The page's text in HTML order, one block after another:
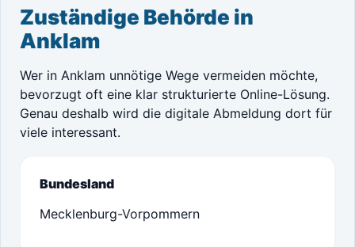
Zuständige Behörde in
Anklam
Wer in Anklam unnötige Wege vermeiden möchte,
bevorzugt oft eine klar strukturierte Online-Lösung.
Genau deshalb wird die digitale Abmeldung dort für
viele interessant.
Bundesland
Mecklenburg-Vorpommern